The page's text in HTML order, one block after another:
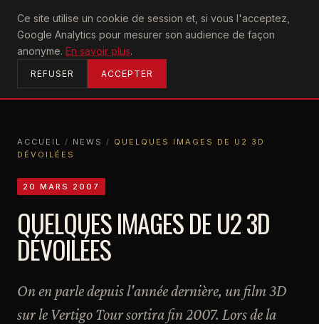
Ce site utilise un cookie de session et, si vous l'acceptez,
Google Analytics pour mesurer son audience de façon
anonyme. En savoir plus.
REFUSER ACCEPTER
U2achtung
ACCUEIL
ACCUEIL / NEWS / QUELQUES IMAGES DE U2 3D
DÉVOILÉES
20 MARS 2007
QUELQUES IMAGES DE U2 3D
DÉVOILÉES
On en parle depuis l'année dernière, un film 3D
sur le Vertigo Tour sortira fin 2007. Lors de la